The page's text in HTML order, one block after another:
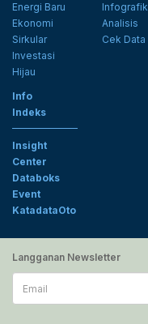
Energi Baru
Ekonomi
Sirkular
Investasi
Hijau
Infografik
Analisis
Cek Data
Info
Indeks
Insight
Center
Databoks
Event
KatadataOto
Langganan Newsletter
Email